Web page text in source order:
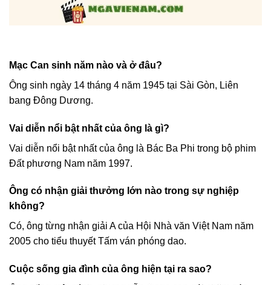
Mạc Can sinh năm nào và ở đâu?
Ông sinh ngày 14 tháng 4 năm 1945 tại Sài Gòn, Liên
bang Đông Dương.
Vai diễn nổi bật nhất của ông là gì?
Vai diễn nổi bật nhất của ông là Bác Ba Phi trong bộ phim
Đất phương Nam năm 1997.
Ông có nhận giải thưởng lớn nào trong sự nghiệp
không?
Có, ông từng nhận giải A của Hội Nhà văn Việt Nam năm
2005 cho tiểu thuyết Tấm ván phóng dao.
Cuộc sống gia đình của ông hiện tại ra sao?